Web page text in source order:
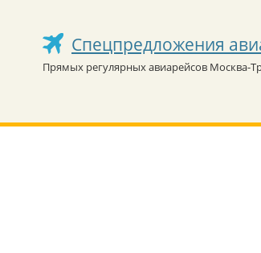
Спецпредложения
Прямых регулярных авиарейсов Москва-